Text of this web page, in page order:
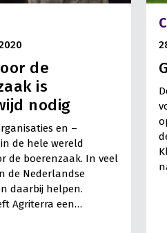
de
is
nodig
en –
de hele wereld
de boerenzaak. In veel
de Nederlandse
daarbij helpen.
Agriterra een…